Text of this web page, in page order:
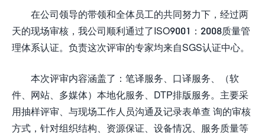
在公司领导的带领和全体员工的共同努力下，经过两
天的现场审核，我公司顺利通过了ISO9001：2008质量管
理体系认证。负责这次评审的专家均来自SGS认证中心。
本次评审内容涵盖了：笔译服务、口译服务、（软
件、网站、多媒体）本地化服务、DTP排版服务。主要采
用抽样评审、与现场工作人员沟通及记录表单查 询的审核
方式，针对组织结构、资源保证、设备情况、服务质量等